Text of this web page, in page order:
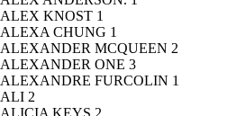
ALEX KNOST 1
ALEXA CHUNG 1
ALEXANDER MCQUEEN 2
ALEXANDER ONE 3
ALEXANDRE FURCOLIN 1
ALI 2
ALICIA KEYS 2